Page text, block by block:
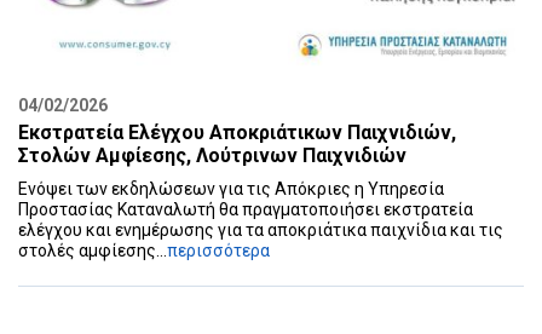
04/02/2026
Εκστρατεία Ελέγχου Αποκριάτικων Παιχνιδιών,
Στολών Αμφίεσης, Λούτρινων Παιχνιδιών
Ενόψει των εκδηλώσεων για τις Απόκριες η Υπηρεσία
Προστασίας Καταναλωτή θα πραγματοποιήσει εκστρατεία
ελέγχου και ενημέρωσης για τα αποκριάτικα παιχνίδια και τις
στολές αμφίεσης... περισσότερα